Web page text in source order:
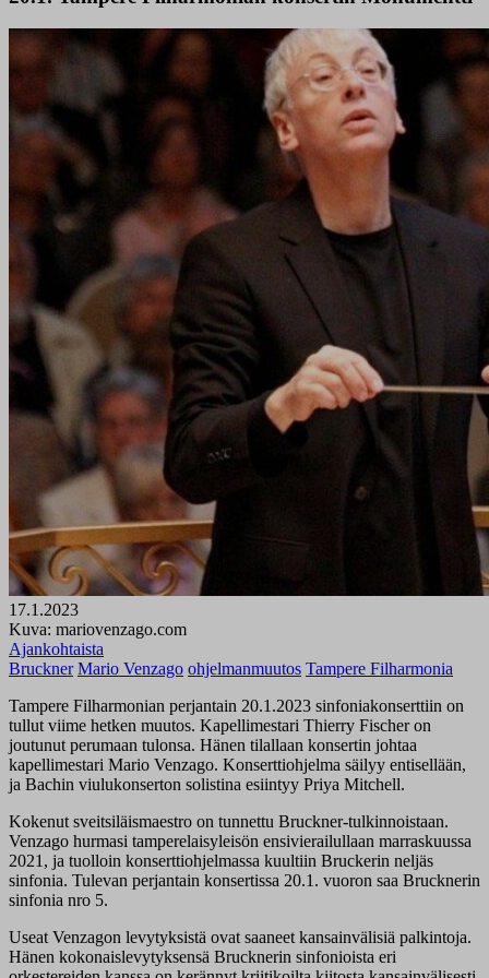
17.1.2023
Kuva: mariovenzago.com
Ajankohtaista
Bruckner Mario Venzago ohjelmanmuutos Tampere Filharmonia
Tampere Filharmonian perjantain 20.1.2023 sinfoniakonserttiin on
tullut viime hetken muutos. Kapellimestari Thierry Fischer on
joutunut perumaan tulonsa. Hänen tilallaan konsertin johtaa
kapellimestari Mario Venzago. Konserttiohjelma säilyy entisellään,
ja Bachin viulukonserton solistina esiintyy Priya Mitchell.
Kokenut sveitsiläismaestro on tunnettu Bruckner-tulkinnoistaan.
Venzago hurmasi tamperelaisyleisön ensivierailullaan marraskuussa
2021, ja tuolloin konserttiohjelmassa kuultiin Bruckerin neljäs
sinfonia. Tulevan perjantain konsertissa 20.1. vuoron saa Brucknerin
sinfonia nro 5.
Useat Venzagon levytyksistä ovat saaneet kansainvälisiä palkintoja.
Hänen kokonaislevytyksensä Brucknerin sinfonioista eri